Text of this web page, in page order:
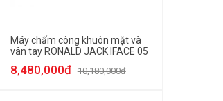
Máy chấm công khuôn mặt và
vân tay RONALD JACK IFACE 05
8,480,000đ 10,180,000đ